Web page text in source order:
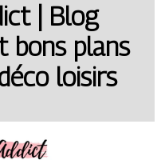
| Blog
bons plans
loisirs